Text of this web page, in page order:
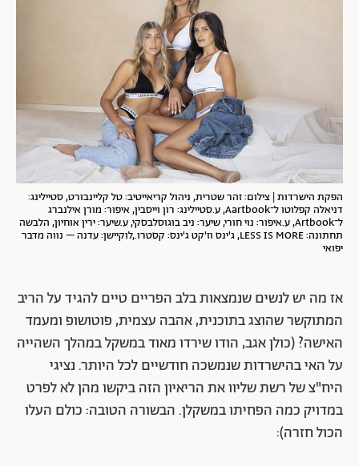
הפקת הישרדות | צילום: זהר שטרית, ניהול קריאייטיב: טל קליינבורט, סטיילינג:
דניאלה קפלוטו ל־Aartbook, ע.סטיילינג: רון וייסבין, איפור: מורן אילנברג
ל־Artbook, ע.איפור: נוי חורי, שיער: ניב בוגוסלבסקי, ע.שיער: ירין אוחיון, הלבשה
תחתונה: LESS IS MORE, ג'ינס וז'קט ג'ינס: קסטרו.,לוקיישן: עדנה – נווה מדבר
יפואי
אז מה יש לנשים שנמצאות בלב הפריים טיים להגיד על הריב
המתוקשר שהוצג בתוכנית, אהבה עצמית, פוטושופ ומעמד
האישה? (כולן אגב, הודו שירדו מאוד במשקל במהלך השהייה
על האי בהישרדות שנמשכה חודשיים לכל היותר. נציגי
היח"צ של רשת שליוו את הריאיון הזה ביקשו מהן לא לפרט
במדויק כמה הפחיתו במשקלן. הבשורה הטובה: כולם העלו
הכול חזרה):